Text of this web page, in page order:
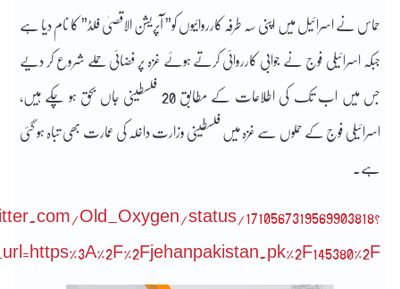
حماس نے اسرائیل میں اپنی سہ طرفہ کارروائیوں کو” آپریشن الاقصیٰ فلڈ” کا نام دیا ہے
جبکہ اسرائیلی فوج نے جوابی کارروائی کرتے ہوئے غزہ پر فضائی حملے شروع کر دیے
جس میں اب تک کی اطلاعات کے مطابق 20 فلسطینی جاں بحق ہو چکے ہیں،
اسرائیلی فوج کے حملوں سے غزہ میں فلسطینی وزارت داخلہ کی عمارت بھی تباہ ہو گئی
ہے۔
Old_Oxygen/status/1710567319569903818?